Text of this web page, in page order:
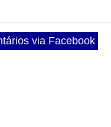
via Facebook